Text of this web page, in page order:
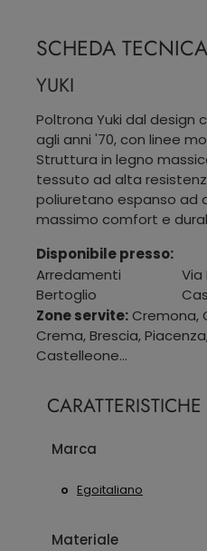
SCHEDA TECNICA
YUKI
Poltrona Yuki dal
agli anni '70, con linee
Struttura in legno
tessuto ad alta
poliuretano espanso ad
massimo comfort e
Disponibile presso:
Arredamenti
Bertoglio
Via
Zone servite: Cremona,
Crema, Brescia,
Castelleone...
CARATTERISTICHE
Marca
Egoitaliano
Materiale